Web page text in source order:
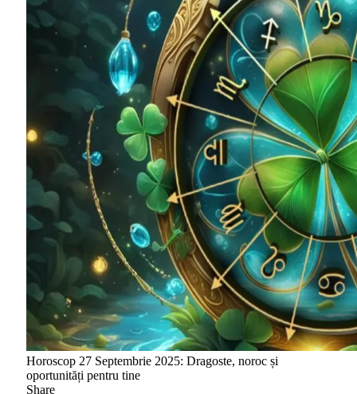
Horoscop 27 Septembrie 2025: Dragoste, noroc și
oportunități pentru tine
Share